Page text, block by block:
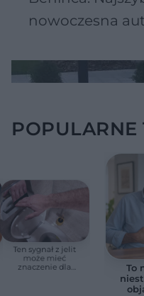
nowoczesna
POPULARNE
Ten sygnał z jelit
może mieć
znaczenie dla
To